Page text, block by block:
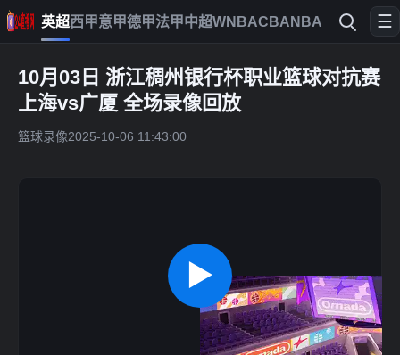
英超西甲意甲德甲法甲中超WNBACBA NBA ☰
10月03日 浙江稠州银行杯职业篮球对抗赛
上海vs广厦 全场录像回放
篮球录像2025-10-06 11:43:00
▶